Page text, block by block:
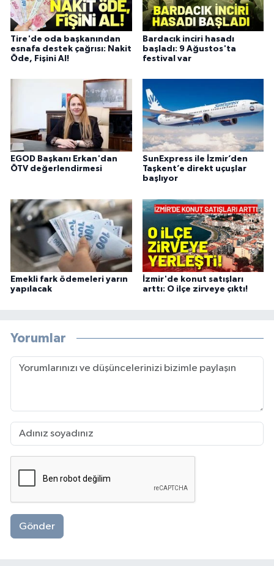
Tire'de oda başkanından
esnafa destek çağrısı: Nakit
Öde, Fişini Al!
Bardacık inciri hasadı
başladı: 9 Ağustos'ta
festival var
EGOD Başkanı Erkan'dan
ÖTV değerlendirmesi
SunExpress ile İzmir’den
Taşkent’e direkt uçuşlar
başlıyor
Emekli fark ödemeleri yarın
yapılacak
İzmir'de konut satışları
arttı: O ilçe zirveye çıktı!
Yorumlar
Gönder